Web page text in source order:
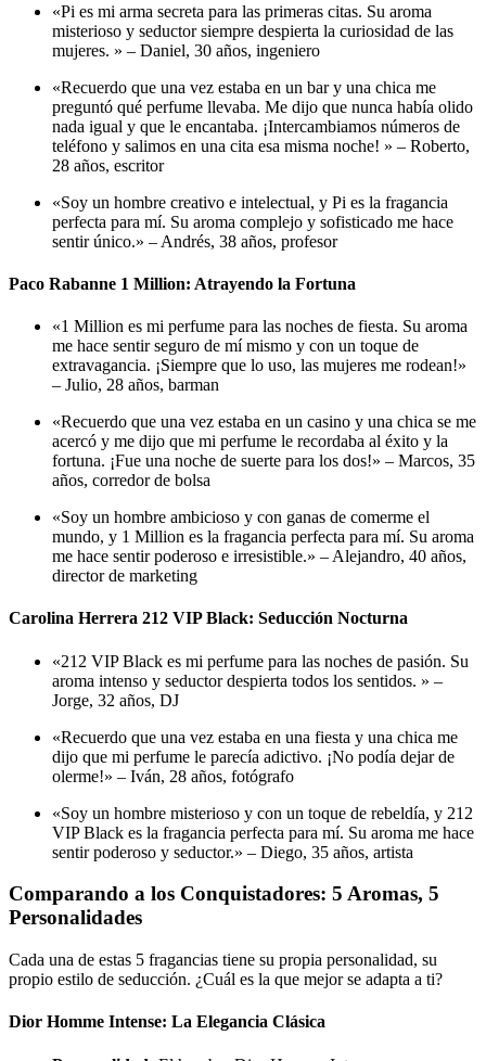
«Pi es mi arma secreta para las primeras citas. Su aroma
misterioso y seductor siempre despierta la curiosidad de las
mujeres. » – Daniel, 30 años, ingeniero
«Recuerdo que una vez estaba en un bar y una chica me
preguntó qué perfume llevaba. Me dijo que nunca había olido
nada igual y que le encantaba. ¡Intercambiamos números de
teléfono y salimos en una cita esa misma noche! » – Roberto,
28 años, escritor
«Soy un hombre creativo e intelectual, y Pi es la fragancia
perfecta para mí. Su aroma complejo y sofisticado me hace
sentir único.» – Andrés, 38 años, profesor
Paco Rabanne 1 Million: Atrayendo la Fortuna
«1 Million es mi perfume para las noches de fiesta. Su aroma
me hace sentir seguro de mí mismo y con un toque de
extravagancia. ¡Siempre que lo uso, las mujeres me rodean!»
– Julio, 28 años, barman
«Recuerdo que una vez estaba en un casino y una chica se me
acercó y me dijo que mi perfume le recordaba al éxito y la
fortuna. ¡Fue una noche de suerte para los dos!» – Marcos, 35
años, corredor de bolsa
«Soy un hombre ambicioso y con ganas de comerme el
mundo, y 1 Million es la fragancia perfecta para mí. Su aroma
me hace sentir poderoso e irresistible.» – Alejandro, 40 años,
director de marketing
Carolina Herrera 212 VIP Black: Seducción Nocturna
«212 VIP Black es mi perfume para las noches de pasión. Su
aroma intenso y seductor despierta todos los sentidos. » –
Jorge, 32 años, DJ
«Recuerdo que una vez estaba en una fiesta y una chica me
dijo que mi perfume le parecía adictivo. ¡No podía dejar de
olerme!» – Iván, 28 años, fotógrafo
«Soy un hombre misterioso y con un toque de rebeldía, y 212
VIP Black es la fragancia perfecta para mí. Su aroma me hace
sentir poderoso y seductor.» – Diego, 35 años, artista
Comparando a los Conquistadores: 5 Aromas, 5
Personalidades
Cada una de estas 5 fragancias tiene su propia personalidad, su
propio estilo de seducción. ¿Cuál es la que mejor se adapta a ti?
Dior Homme Intense: La Elegancia Clásica